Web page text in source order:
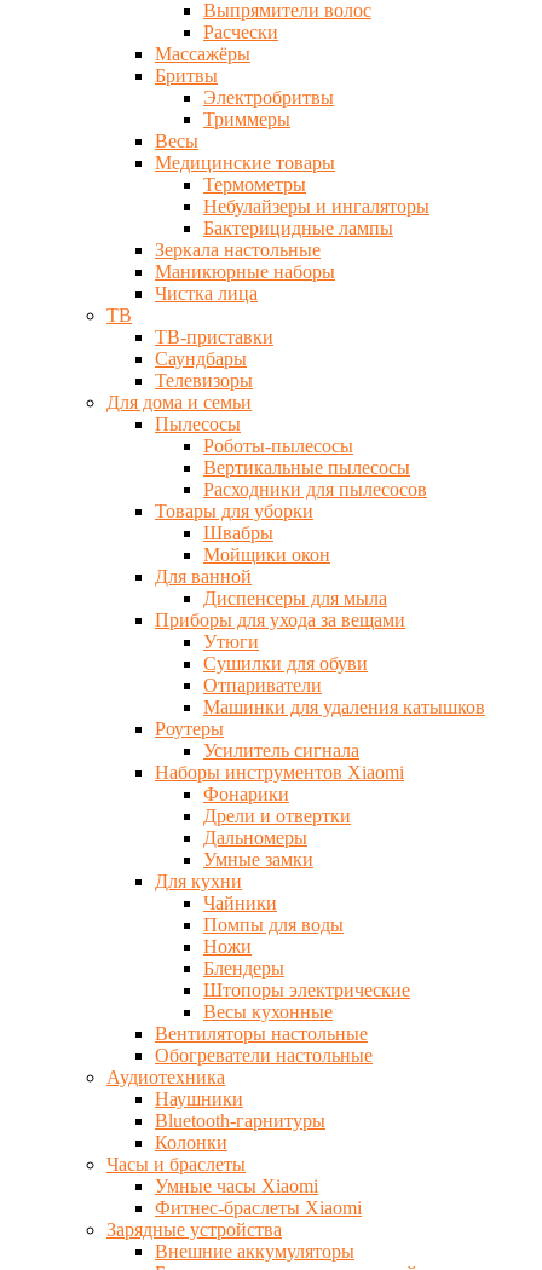
Выпрямители волос
Расчески
Массажёры
Бритвы
Электробритвы
Триммеры
Весы
Медицинские товары
Термометры
Небулайзеры и ингаляторы
Бактерицидные лампы
Зеркала настольные
Маникюрные наборы
Чистка лица
ТВ
ТВ-приставки
Саундбары
Телевизоры
Для дома и семьи
Пылесосы
Роботы-пылесосы
Вертикальные пылесосы
Расходники для пылесосов
Товары для уборки
Швабры
Мойщики окон
Для ванной
Диспенсеры для мыла
Приборы для ухода за вещами
Утюги
Сушилки для обуви
Отпариватели
Машинки для удаления катышков
Роутеры
Усилитель сигнала
Наборы инструментов Xiaomi
Фонарики
Дрели и отвертки
Дальномеры
Умные замки
Для кухни
Чайники
Помпы для воды
Ножи
Блендеры
Штопоры электрические
Весы кухонные
Вентиляторы настольные
Обогреватели настольные
Аудиотехника
Наушники
Bluetooth-гарнитуры
Колонки
Часы и браслеты
Умные часы Xiaomi
Фитнес-браслеты Xiaomi
Зарядные устройства
Внешние аккумуляторы